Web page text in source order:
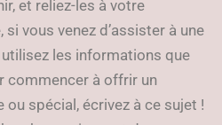
et reliez-les à votre
vous venez d’assister à une
les informations que
commencer à offrir un
ou spécial, écrivez à ce sujet !